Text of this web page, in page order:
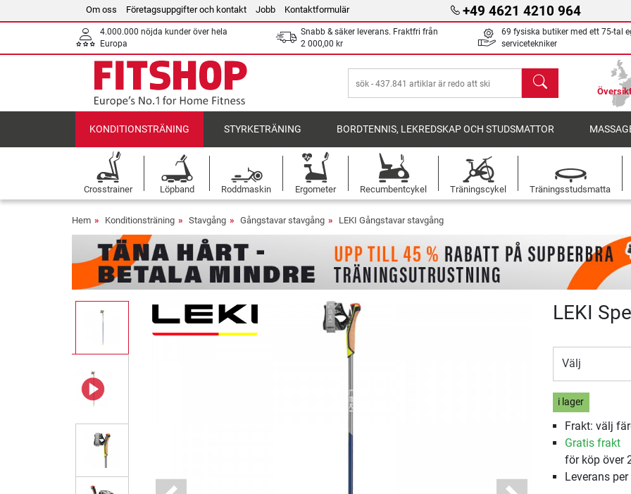
Om oss Företagsuppgifter och kontakt Jobb Kontaktformulär +49 4621 4210 964
4.000.000 nöjda kunder över hela
Europa
Snabb & säker leverans. Fraktfri från
2 000,00 kr
69 fysiska butiker med ett 75-tal
servicetekniker
sök
KONDITIONSTRÄNING STYRKETRÄNING BORDTENNIS, LEKREDSKAP OCH STUDSMATTOR
Crosstrainer Löpband Roddmaskin Ergometer Recumbentcykel Träningscykel Träningsstudsmatta
Hem Konditionsträning Stavgång Gångstavar stavgång LEKI Gångstavar stavgång
LEKI
Välj
i lager
Frakt: välj
Gratis frakt
för köp över
Leverans per